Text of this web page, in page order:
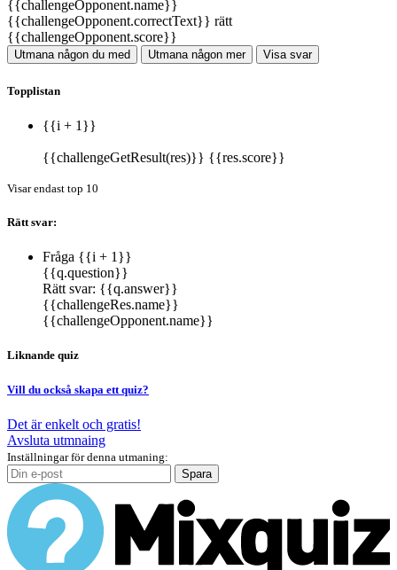
{{challengeOpponent.name}}
{{challengeOpponent.correctText}} rätt
{{challengeOpponent.score}}
Utmana någon du med Utmana någon mer Visa svar
Topplistan
{{i + 1}}
{{challengeGetResult(res)}} {{res.score}}
Visar endast top 10
Rätt svar:
Fråga {{i + 1}}
{{q.question}}
Rätt svar: {{q.answer}}
{{challengeRes.name}}
{{challengeOpponent.name}}
Liknande quiz
Vill du också skapa ett quiz?
Det är enkelt och gratis!
Avsluta utmnaing
Inställningar för denna utmaning:
Spara